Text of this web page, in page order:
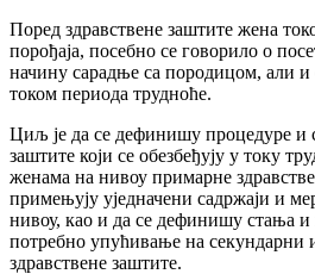
Поред здравствене заштите жена
порођаја, посебно се говорило о
начину сарадње са породицом, али
током периода трудноће.
Циљ је да се дефинишу процедуре и
заштите који се обезбеђују у току
женама на нивоу примарне
примењују уједначени садржаји и
нивоу, као и да се дефинишу стања и
потребно упућивање на секундарни
здравствене заштите.